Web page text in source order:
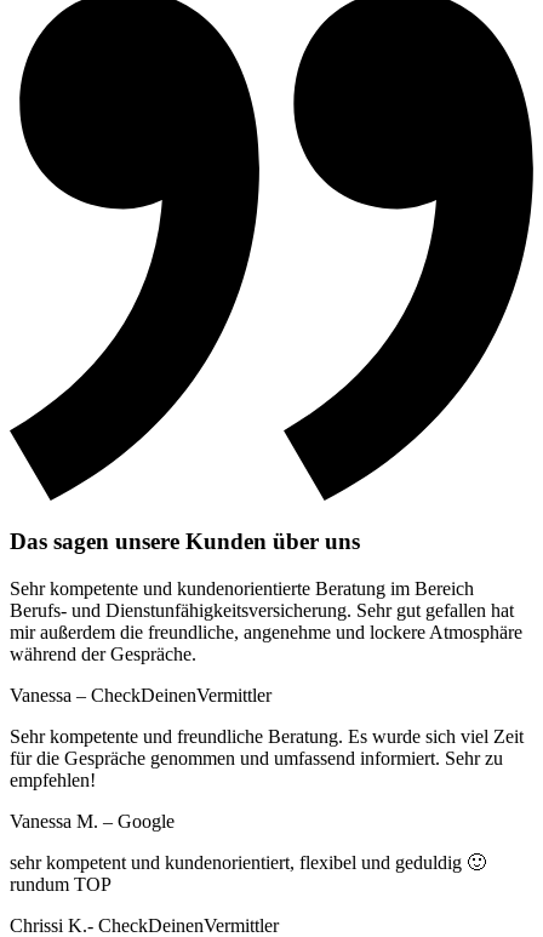
Das sagen unsere Kunden über uns
Sehr kompetente und kundenorientierte Beratung im Bereich
Berufs- und Dienstunfähigkeitsversicherung. Sehr gut gefallen hat
mir außerdem die freundliche, angenehme und lockere Atmosphäre
während der Gespräche.
Vanessa – CheckDeinenVermittler
Sehr kompetente und freundliche Beratung. Es wurde sich viel Zeit
für die Gespräche genommen und umfassend informiert. Sehr zu
empfehlen!
Vanessa M. – Google
sehr kompetent und kundenorientiert, flexibel und geduldig 🙂
rundum TOP
Chrissi K.- CheckDeinenVermittler